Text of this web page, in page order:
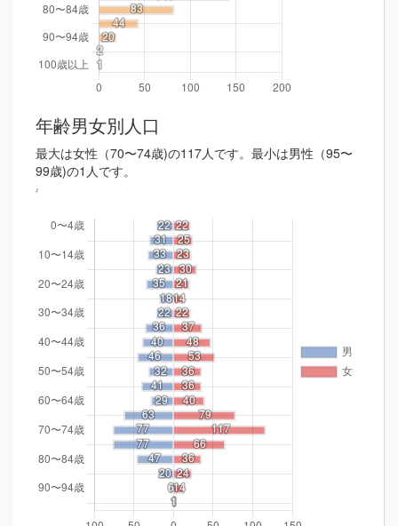
年齢男女別人口
最大は女性（70〜74歳)の117人です。最小は男性（95〜
99歳)の1人です。